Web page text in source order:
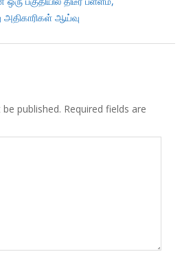
ஆய்வு
published. Required fields are